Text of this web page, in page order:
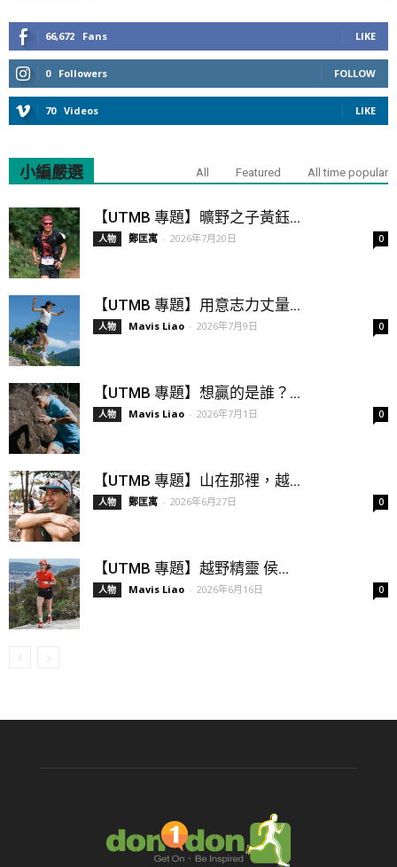
66,672 Fans LIKE
0 Followers FOLLOW
70 Videos LIKE
小編嚴選 All Featured All time popular
【UTMB 專題】曠野之子黃鈺...
人物 鄭匡寓 - 2026年7月20日 0
【UTMB 專題】用意志力丈量...
人物 Mavis Liao - 2026年7月9日 0
【UTMB 專題】想贏的是誰？...
人物 Mavis Liao - 2026年7月1日 0
【UTMB 專題】山在那裡，越...
人物 鄭匡寓 - 2026年6月27日 0
【UTMB 專題】越野精靈 侯...
人物 Mavis Liao - 2026年6月16日 0